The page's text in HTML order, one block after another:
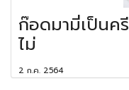
ก๊อดมามี่เป็นค
ไม่
2 ก.ค. 2564